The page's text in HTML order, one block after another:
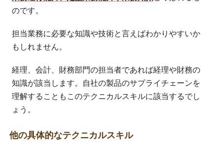
のです。
担当業務に必要な知識や技術と言えばわかりやすいか
もしれません。
経理、会計、財務部門の担当者であれば経理や財務の
知識が該当します。自社の製品のサプライチェーンを
理解することもこのテクニカルスキルに該当するでし
ょう。
他の具体的なテクニカルスキル